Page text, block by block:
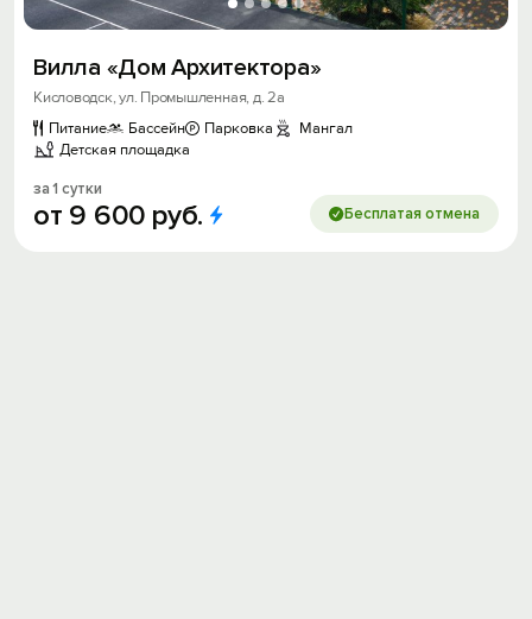
Вилла «Дом Архитектора»
Кисловодск, ул. Промышленная, д. 2а
Питание
Бассейн Парковка
Мангал
Детская площадка
за 1 сутки
от 9 600 руб. Бесплатая отмена